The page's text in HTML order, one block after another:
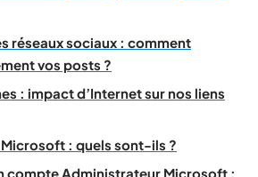
réseaux sociaux : comment
vos posts ?
: impact d’Internet sur nos liens
Microsoft : quels sont-ils ?
compte Administrateur Microsoft :